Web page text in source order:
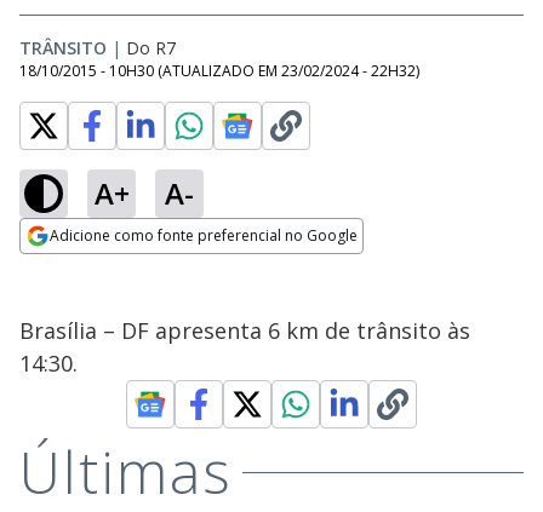
TRÂNSITO | Do R7
18/10/2015 - 10H30 (ATUALIZADO EM 23/02/2024 - 22H32)
A+ A-
Adicione como fonte preferencial no Google
Brasília – DF apresenta 6 km de trânsito às
14:30.
Últimas